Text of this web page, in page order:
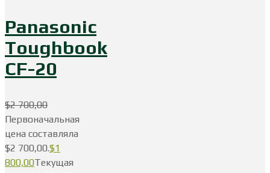
Panasonic
Toughbook
CF-20
$2 700,00
Первоначальная
цена составляла
$2 700,00.$1
800,00Текущая